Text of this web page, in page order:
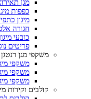
מגן
כפפות
מיגון
חגורה
כובעי
פריטים
משקפי מגן רנטגן
משקפי
משקפי
משקפי
קולבים וקירות